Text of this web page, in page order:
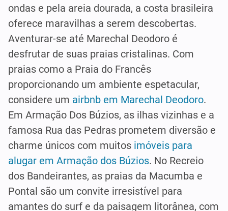
ondas e pela areia dourada, a costa brasileira
oferece maravilhas a serem descobertas.
Aventurar-se até Marechal Deodoro é
desfrutar de suas praias cristalinas. Com
praias como a Praia do Francês
proporcionando um ambiente espetacular,
considere um airbnb em Marechal Deodoro.
Em Armação Dos Búzios, as ilhas vizinhas e a
famosa Rua das Pedras prometem diversão e
charme únicos com muitos imóveis para
alugar em Armação dos Búzios. No Recreio
dos Bandeirantes, as praias da Macumba e
Pontal são um convite irresistível para
amantes do surf e da paisagem litorânea, com